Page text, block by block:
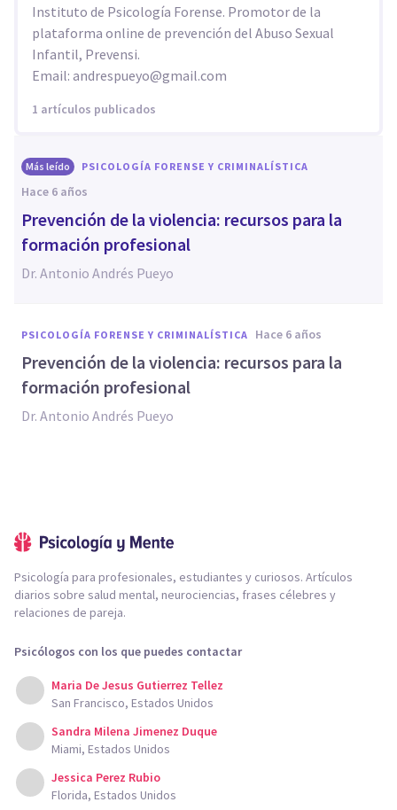
Instituto de Psicología Forense. Promotor de la
plataforma online de prevención del Abuso Sexual
Infantil, Prevensi.
Email: andrespueyo@gmail.com
1 artículos publicados
Más leído PSICOLOGÍA FORENSE Y CRIMINALÍSTICA
hace 6 años
Prevención de la violencia: recursos para la
formación profesional
Dr. Antonio Andrés Pueyo
PSICOLOGÍA FORENSE Y CRIMINALÍSTICA hace 6 años
Prevención de la violencia: recursos para la
formación profesional
Dr. Antonio Andrés Pueyo
Psicología para profesionales, estudiantes y curiosos. Artículos
diarios sobre salud mental, neurociencias, frases célebres y
relaciones de pareja.
Psicólogos con los que puedes contactar
Maria De Jesus Gutierrez Tellez
San Francisco, Estados Unidos
Sandra Milena Jimenez Duque
Miami, Estados Unidos
Jessica Perez Rubio
Florida, Estados Unidos